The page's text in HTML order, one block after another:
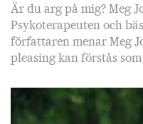
Är du arg på mig? Meg
Psykoterapeuten och
författaren menar Meg
pleasing kan förstås